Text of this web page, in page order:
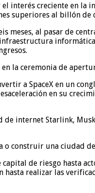
interés creciente en la
superiores al billón de
meses, al pasar de
la ceremonia de
a SpaceX en un
en su
internet Starlink,
construir una ciudad
de riesgo hasta
realizar las